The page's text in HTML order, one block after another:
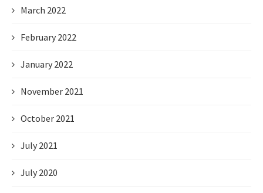
March 2022
February 2022
January 2022
November 2021
October 2021
July 2021
July 2020